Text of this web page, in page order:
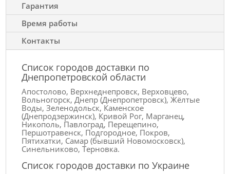
Гарантия
Время работы
Контакты
Список городов доставки по
Днепропетровской области
Апостолово, Верхнеднепровск, Верховцево,
Вольногорск, Днепр (Днепропетровск), Жёлтые
Воды, Зеленодольск, Каменское
(Днепродзержинск), Кривой Рог, Марганец,
Никополь, Павлоград, Перещепино,
Першотравенск, Подгородное, Покров,
Пятихатки, Самар (бывший Новомосковск),
Синельниково, Терновка.
Список городов доставки по Украине